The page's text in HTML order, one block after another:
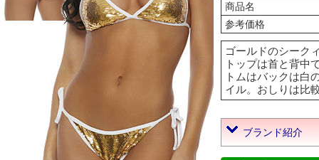
商品名
参考価格
ゴールドのシーク
トップは首と背中
トムはバックは白
イル。おしりは比
ブランド紹介